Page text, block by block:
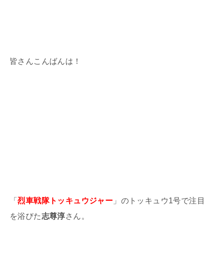
皆さんこんばんは！
「烈車戦隊トッキュウジャー 」のトッキュウ1号で注目
を浴びた志尊淳さん。